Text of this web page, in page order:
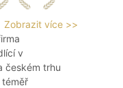
Zobrazit více >>
v
českém trhu